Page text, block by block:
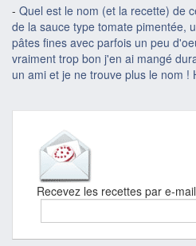
- Quel est le nom (et la recette) de
de la sauce type tomate pimentée,
pâtes fines avec parfois un peu
vraiment trop bon j'en ai mangé
un ami et je ne trouve plus le nom !
Recevez les recettes par e-